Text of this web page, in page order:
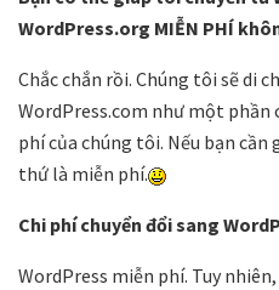
WordPress.org MIỄN PHÍ
Chắc chắn rồi. Chúng tôi sẽ di
WordPress.com như một phần
phí của chúng tôi. Nếu bạn cần
thứ là miễn phí.
Chi phí chuyển đổi sang
WordPress miễn phí. Tuy